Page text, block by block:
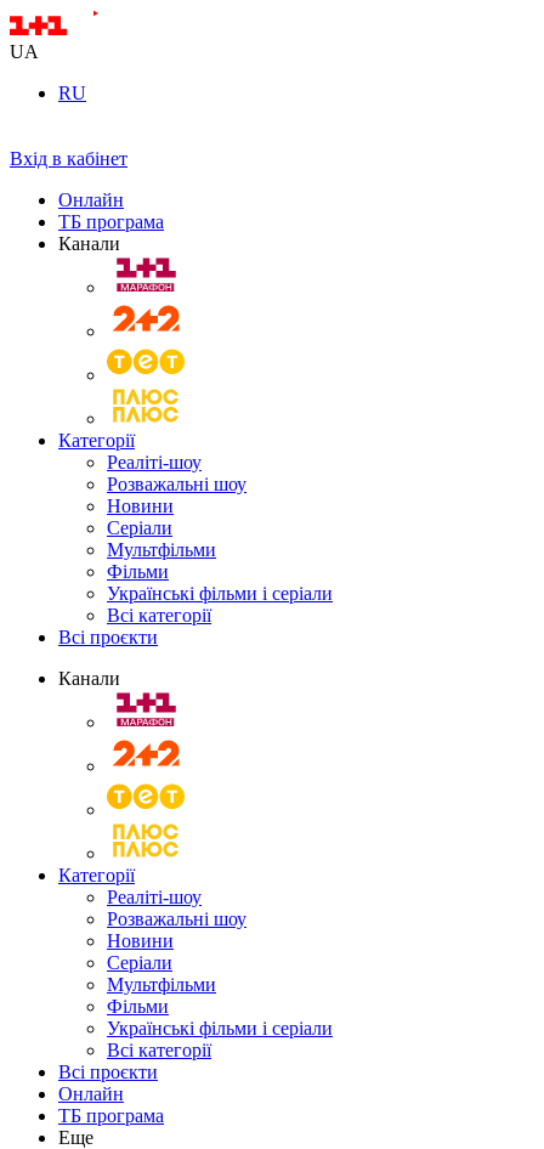
UA
RU
Вхід в кабінет
Онлайн
ТБ програма
Канали
Категорії
Реаліті-шоу
Розважальні шоу
Новини
Серіали
Мультфільми
Фільми
Українські фільми і серіали
Всі категорії
Всі проєкти
Канали
Категорії
Реаліті-шоу
Розважальні шоу
Новини
Серіали
Мультфільми
Фільми
Українські фільми і серіали
Всі категорії
Всі проєкти
Онлайн
ТБ програма
Еще